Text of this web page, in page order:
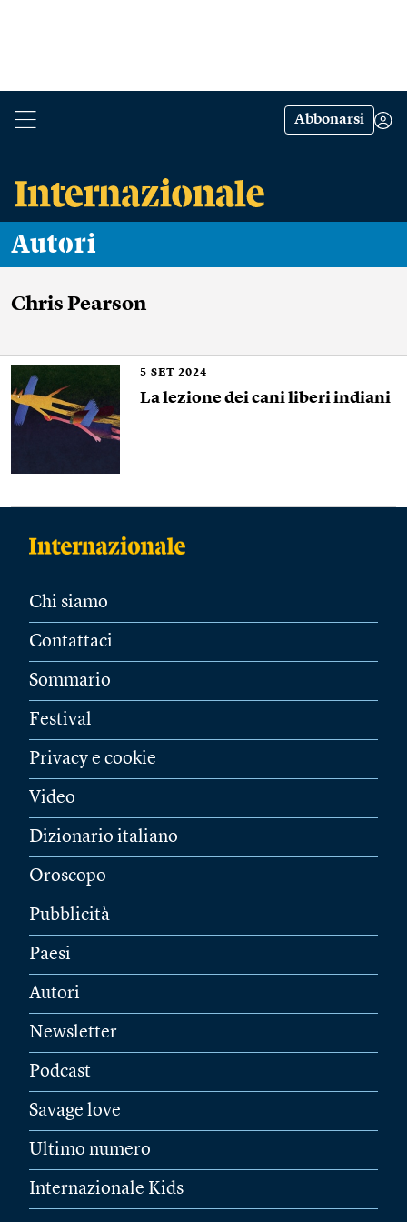
Abbonarsi
Autori
Chris Pearson
5 SET 2024
La lezione dei cani liberi indiani
Chi siamo
Contattaci
Sommario
Festival
Privacy e cookie
Video
Dizionario italiano
Oroscopo
Pubblicità
Paesi
Autori
Newsletter
Podcast
Savage love
Ultimo numero
Internazionale Kids